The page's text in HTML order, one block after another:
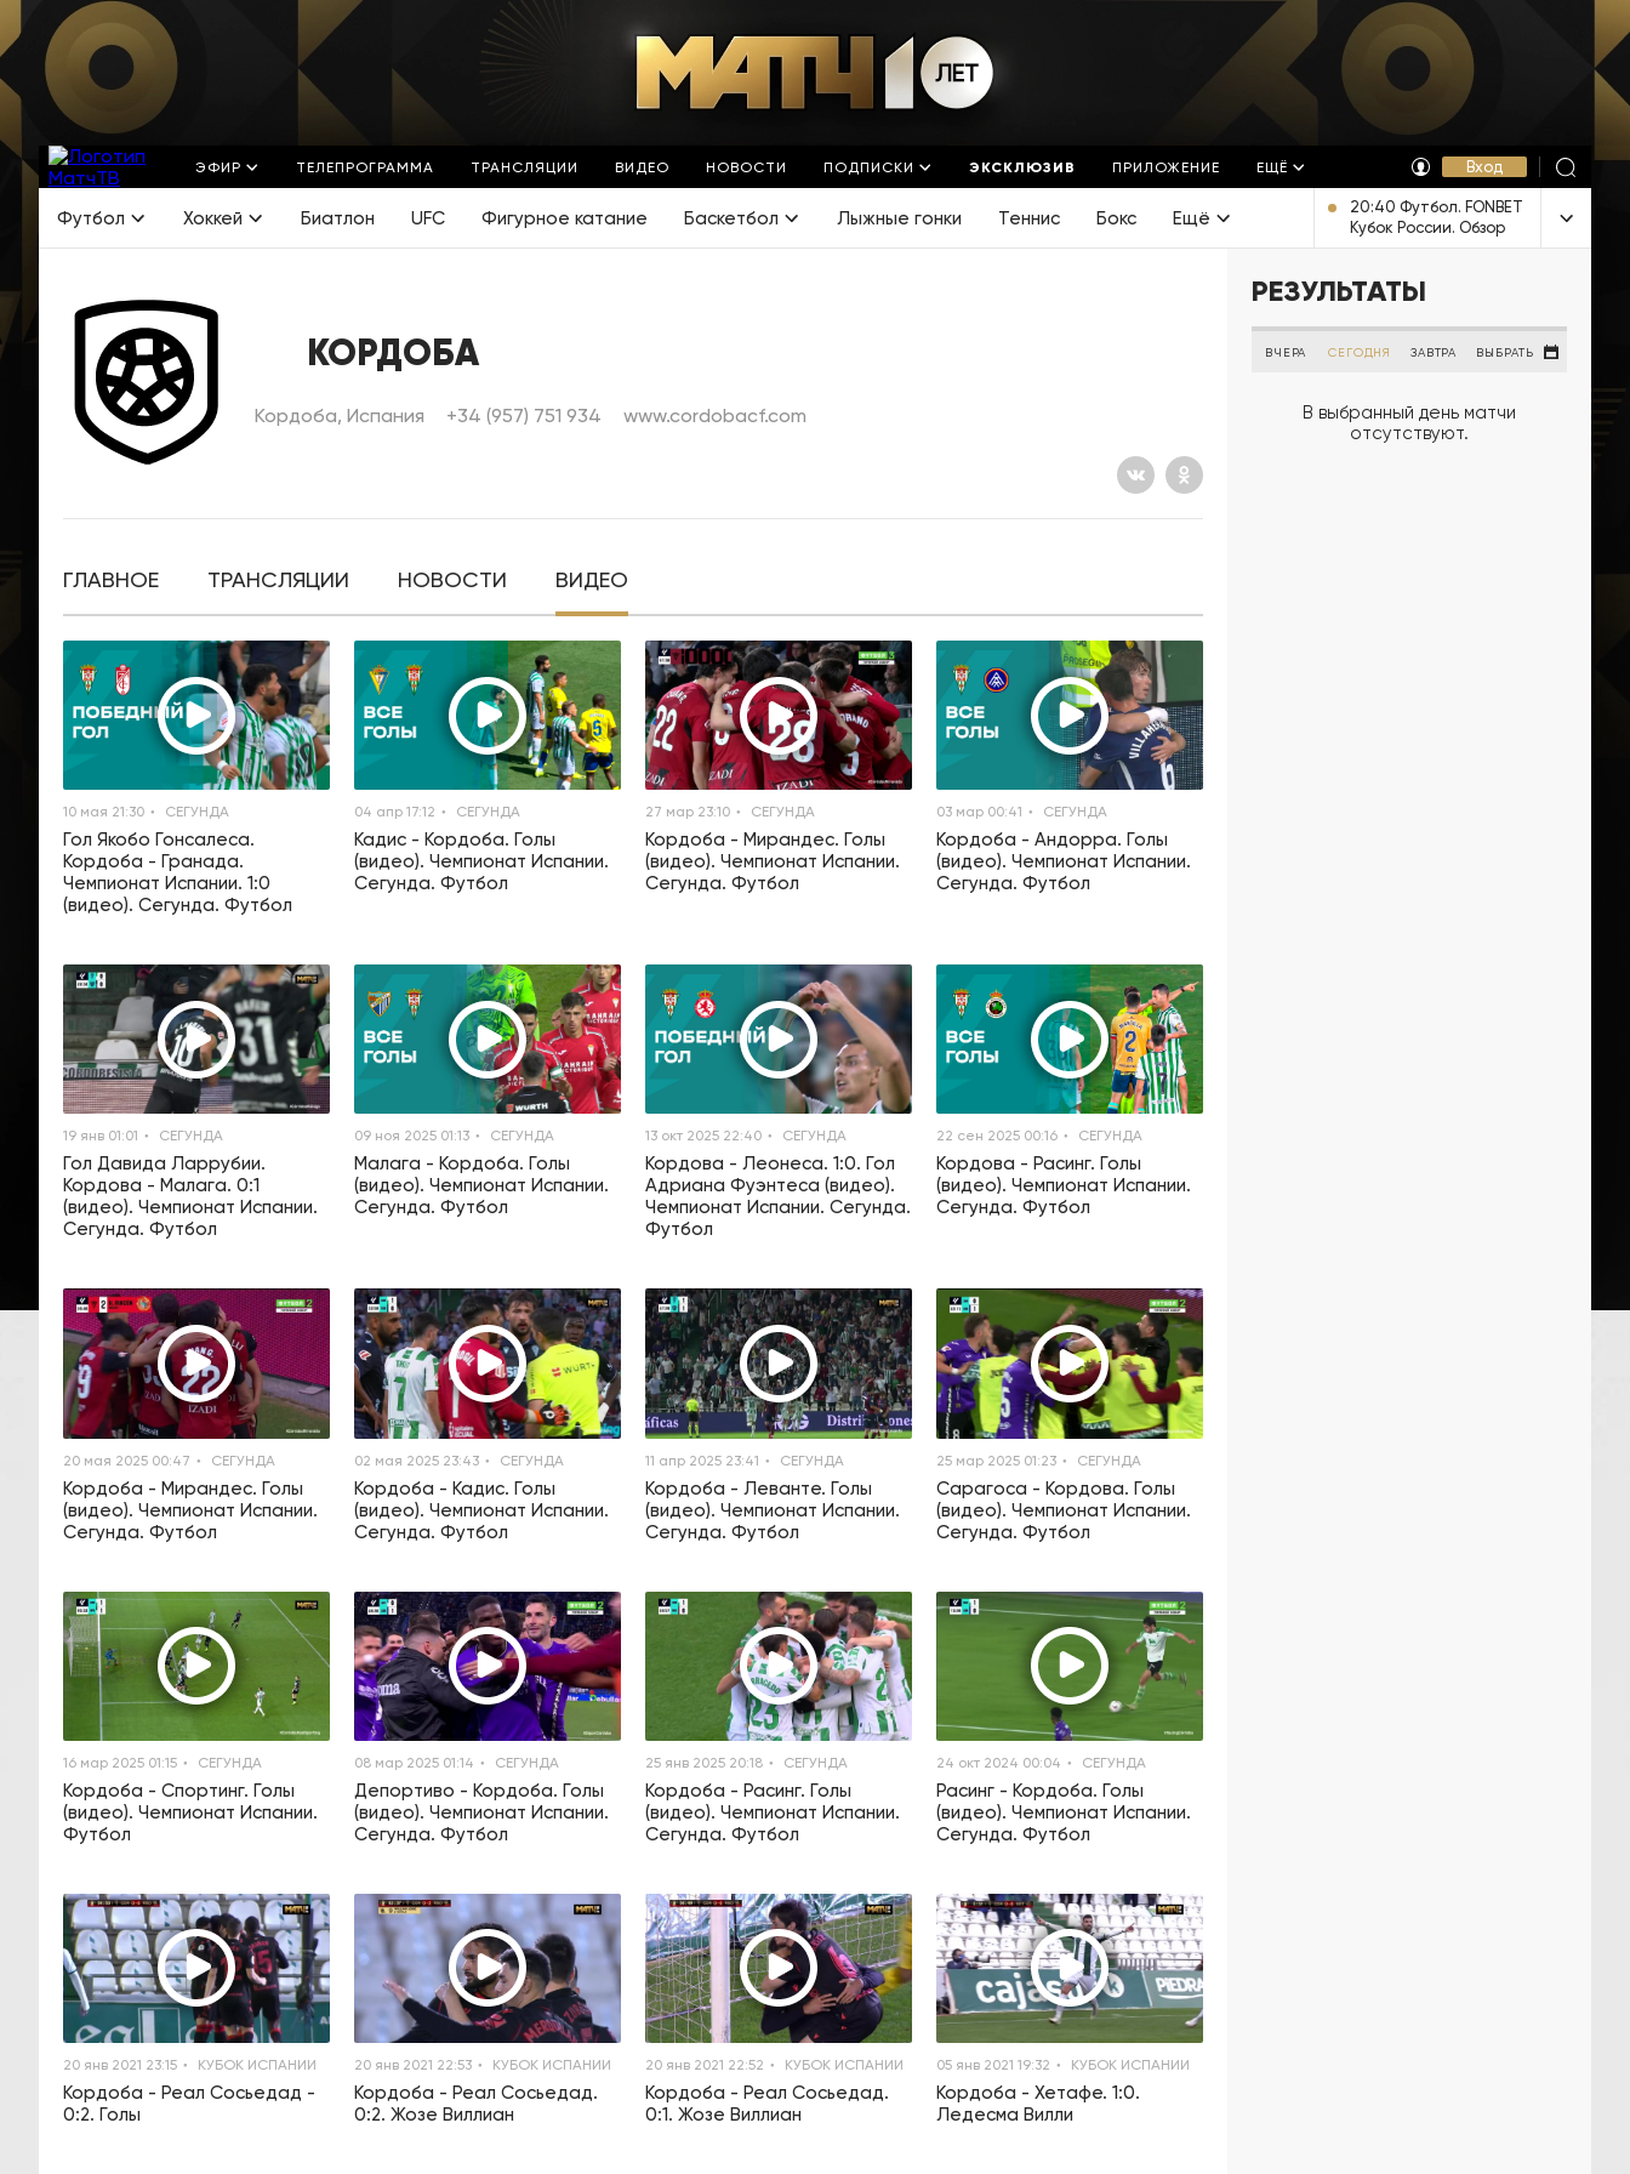
ЭФИР ТЕЛЕПРОГРАММА ТРАНСЛЯЦИИ ВИДЕО НОВОСТИ ПОДПИСКИ ЭКСКЛЮЗИВ ПРИЛОЖЕНИЕ ЕЩЁ Вход
Футбол Хоккей Биатлон UFC Фигурное катание Баскетбол Лыжные гонки Теннис Бокс Ещё
20:40 Футбол. FONBET
Кубок России. Обзор
[6+]
КОРДОБА
Кордоба, Испания +34 (957) 751 934 www.cordobacf.com
ГЛАВНОЕ ТРАНСЛЯЦИИ НОВОСТИ ВИДЕО
10 мая 21:30 СЕГУНДА
Гол Якобо Гонсалеса.
Кордоба - Гранада.
Чемпионат Испании. 1:0
(видео). Сегунда. Футбол
04 апр 17:12 СЕГУНДА
Кадис - Кордоба. Голы
(видео). Чемпионат Испании.
Сегунда. Футбол
27 мар 23:10 СЕГУНДА
Кордоба - Мирандес. Голы
(видео). Чемпионат Испании.
Сегунда. Футбол
03 мар 00:41 СЕГУНДА
Кордоба - Андорра. Голы
(видео). Чемпионат Испании.
Сегунда. Футбол
19 янв 01:01 СЕГУНДА
Гол Давида Ларрубии.
Кордова - Малага. 0:1
(видео). Чемпионат Испании.
Сегунда. Футбол
09 ноя 2025 01:13 СЕГУНДА
Малага - Кордоба. Голы
(видео). Чемпионат Испании.
Сегунда. Футбол
13 окт 2025 22:40 СЕГУНДА
Кордова - Леонеса. 1:0. Гол
Адриана Фуэнтеса (видео).
Чемпионат Испании. Сегунда.
Футбол
22 сен 2025 00:16 СЕГУНДА
Кордова - Расинг. Голы
(видео). Чемпионат Испании.
Сегунда. Футбол
20 мая 2025 00:47 СЕГУНДА
Кордоба - Мирандес. Голы
(видео). Чемпионат Испании.
Сегунда. Футбол
02 мая 2025 23:43 СЕГУНДА
Кордоба - Кадис. Голы
(видео). Чемпионат Испании.
Сегунда. Футбол
11 апр 2025 23:41 СЕГУНДА
Кордоба - Леванте. Голы
(видео). Чемпионат Испании.
Сегунда. Футбол
25 мар 2025 01:23 СЕГУНДА
Сарагоса - Кордова. Голы
(видео). Чемпионат Испании.
Сегунда. Футбол
16 мар 2025 01:15 СЕГУНДА
Кордоба - Спортинг. Голы
(видео). Чемпионат Испании.
Футбол
08 мар 2025 01:14 СЕГУНДА
Депортиво - Кордоба. Голы
(видео). Чемпионат Испании.
Сегунда. Футбол
25 янв 2025 20:18 СЕГУНДА
Кордоба - Расинг. Голы
(видео). Чемпионат Испании.
Сегунда. Футбол
24 окт 2024 00:04 СЕГУНДА
Расинг - Кордоба. Голы
(видео). Чемпионат Испании.
Сегунда. Футбол
20 янв 2021 23:15 КУБОК ИСПАНИИ
Кордоба - Реал Сосьедад -
0:2. Голы
20 янв 2021 22:53 КУБОК ИСПАНИИ
Кордоба - Реал Сосьедад.
0:2. Жозе Виллиан
20 янв 2021 22:52 КУБОК ИСПАНИИ
Кордоба - Реал Сосьедад.
0:1. Жозе Виллиан
05 янв 2021 19:32 КУБОК ИСПАНИИ
Кордоба - Хетафе. 1:0.
Ледесма Вилли
РЕЗУЛЬТАТЫ
ВЧЕРА СЕГОДНЯ ЗАВТРА ВЫБРАТЬ
В выбранный день матчи
отсутствуют.